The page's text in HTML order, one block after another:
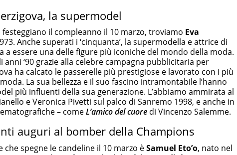
la supermodel
il compleanno il 10 marzo, troviamo Eva
Anche superati i ‘cinquanta’, la supermodella e attrice di
a essere una delle figure più iconiche del mondo della moda.
anni ‘90 grazie alla celebre campagna pubblicitaria per
ha calcato le passerelle più prestigiose e lavorato con i più
La sua bellezza e il suo fascino intramontabile l’hanno
più influenti della sua generazione. L’abbiamo ammirata al
e Veronica Pivetti sul palco di Sanremo 1998, e anche in
– comeL’amico del cuore di Vincenzo Salemme.
auguri al bomber della Champions
spegne le candeline il 10 marzo èSamuel Eto’o, nato nel